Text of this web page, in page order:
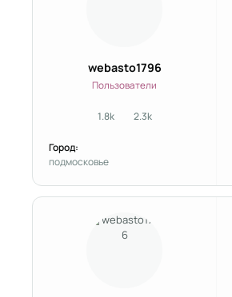
webasto1796
Пользователи
1.8kсообщения
2.3kРепутация
Город:
подмосковье